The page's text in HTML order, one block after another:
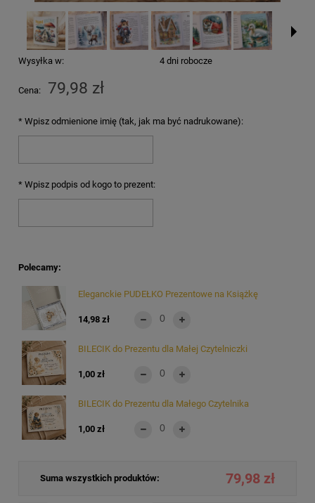
Wysyłka w: 4 dni robocze
Cena: 79,98 zł
* Wpisz odmienione imię (tak, jak ma być nadrukowane):
* Wpisz podpis od kogo to prezent:
Polecamy:
Eleganckie PUDEŁKO Prezentowe na Książkę
14,98 zł
BILECIK do Prezentu dla Małej Czytelniczki
1,00 zł
BILECIK do Prezentu dla Małego Czytelnika
1,00 zł
Suma wszystkich produktów: 79,98 zł